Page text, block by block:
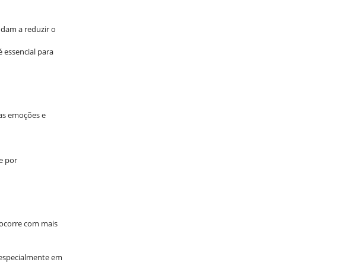
a reduzir o
essencial para
emoções e
por
com mais
em